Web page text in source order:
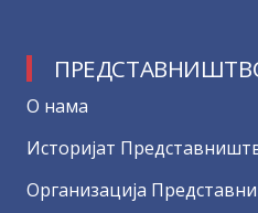
О нама
Историјат
Организација